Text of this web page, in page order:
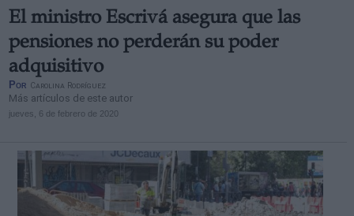
El ministro Escrivá asegura que las
pensiones no perderán su poder
adquisitivo
Por Carolina Rodríguez
Más artículos de este autor
jueves, 6 de febrero de 2020